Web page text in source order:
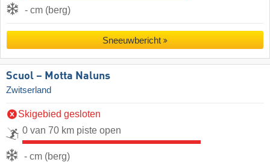
- cm (berg)
Sneeuwbericht
Scuol – Motta Naluns
Zwitserland
Skigebied gesloten
0 van 70 km piste open
- cm (berg)